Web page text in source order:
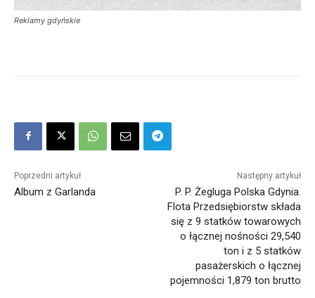
Reklamy gdyńskie
Poprzedni artykuł
Album z Garlanda
Następny artykuł
P. P. Żegluga Polska Gdynia.
Flota Przedsiębiorstw składa
się z 9 statków towarowych
o łącznej nośności 29,540
ton i z 5 statków
pasażerskich o łącznej
pojemności 1,879 ton brutto